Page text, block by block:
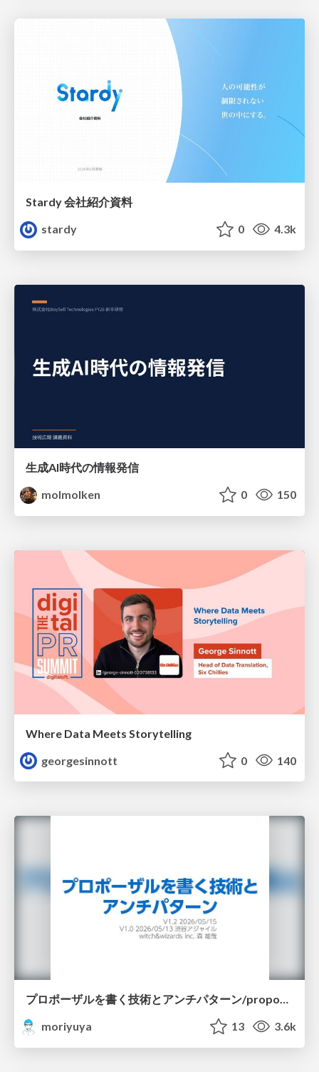
Stardy 会社紹介資料
stardy
0 4.3k
生成AI時代の情報発信
molmolken
0 150
Where Data Meets Storytelling
georgesinnott
0 140
プロポーザルを書く技術とアンチパターン/proposal-writing-and-antipatterns
moriyuya
13 3.6k